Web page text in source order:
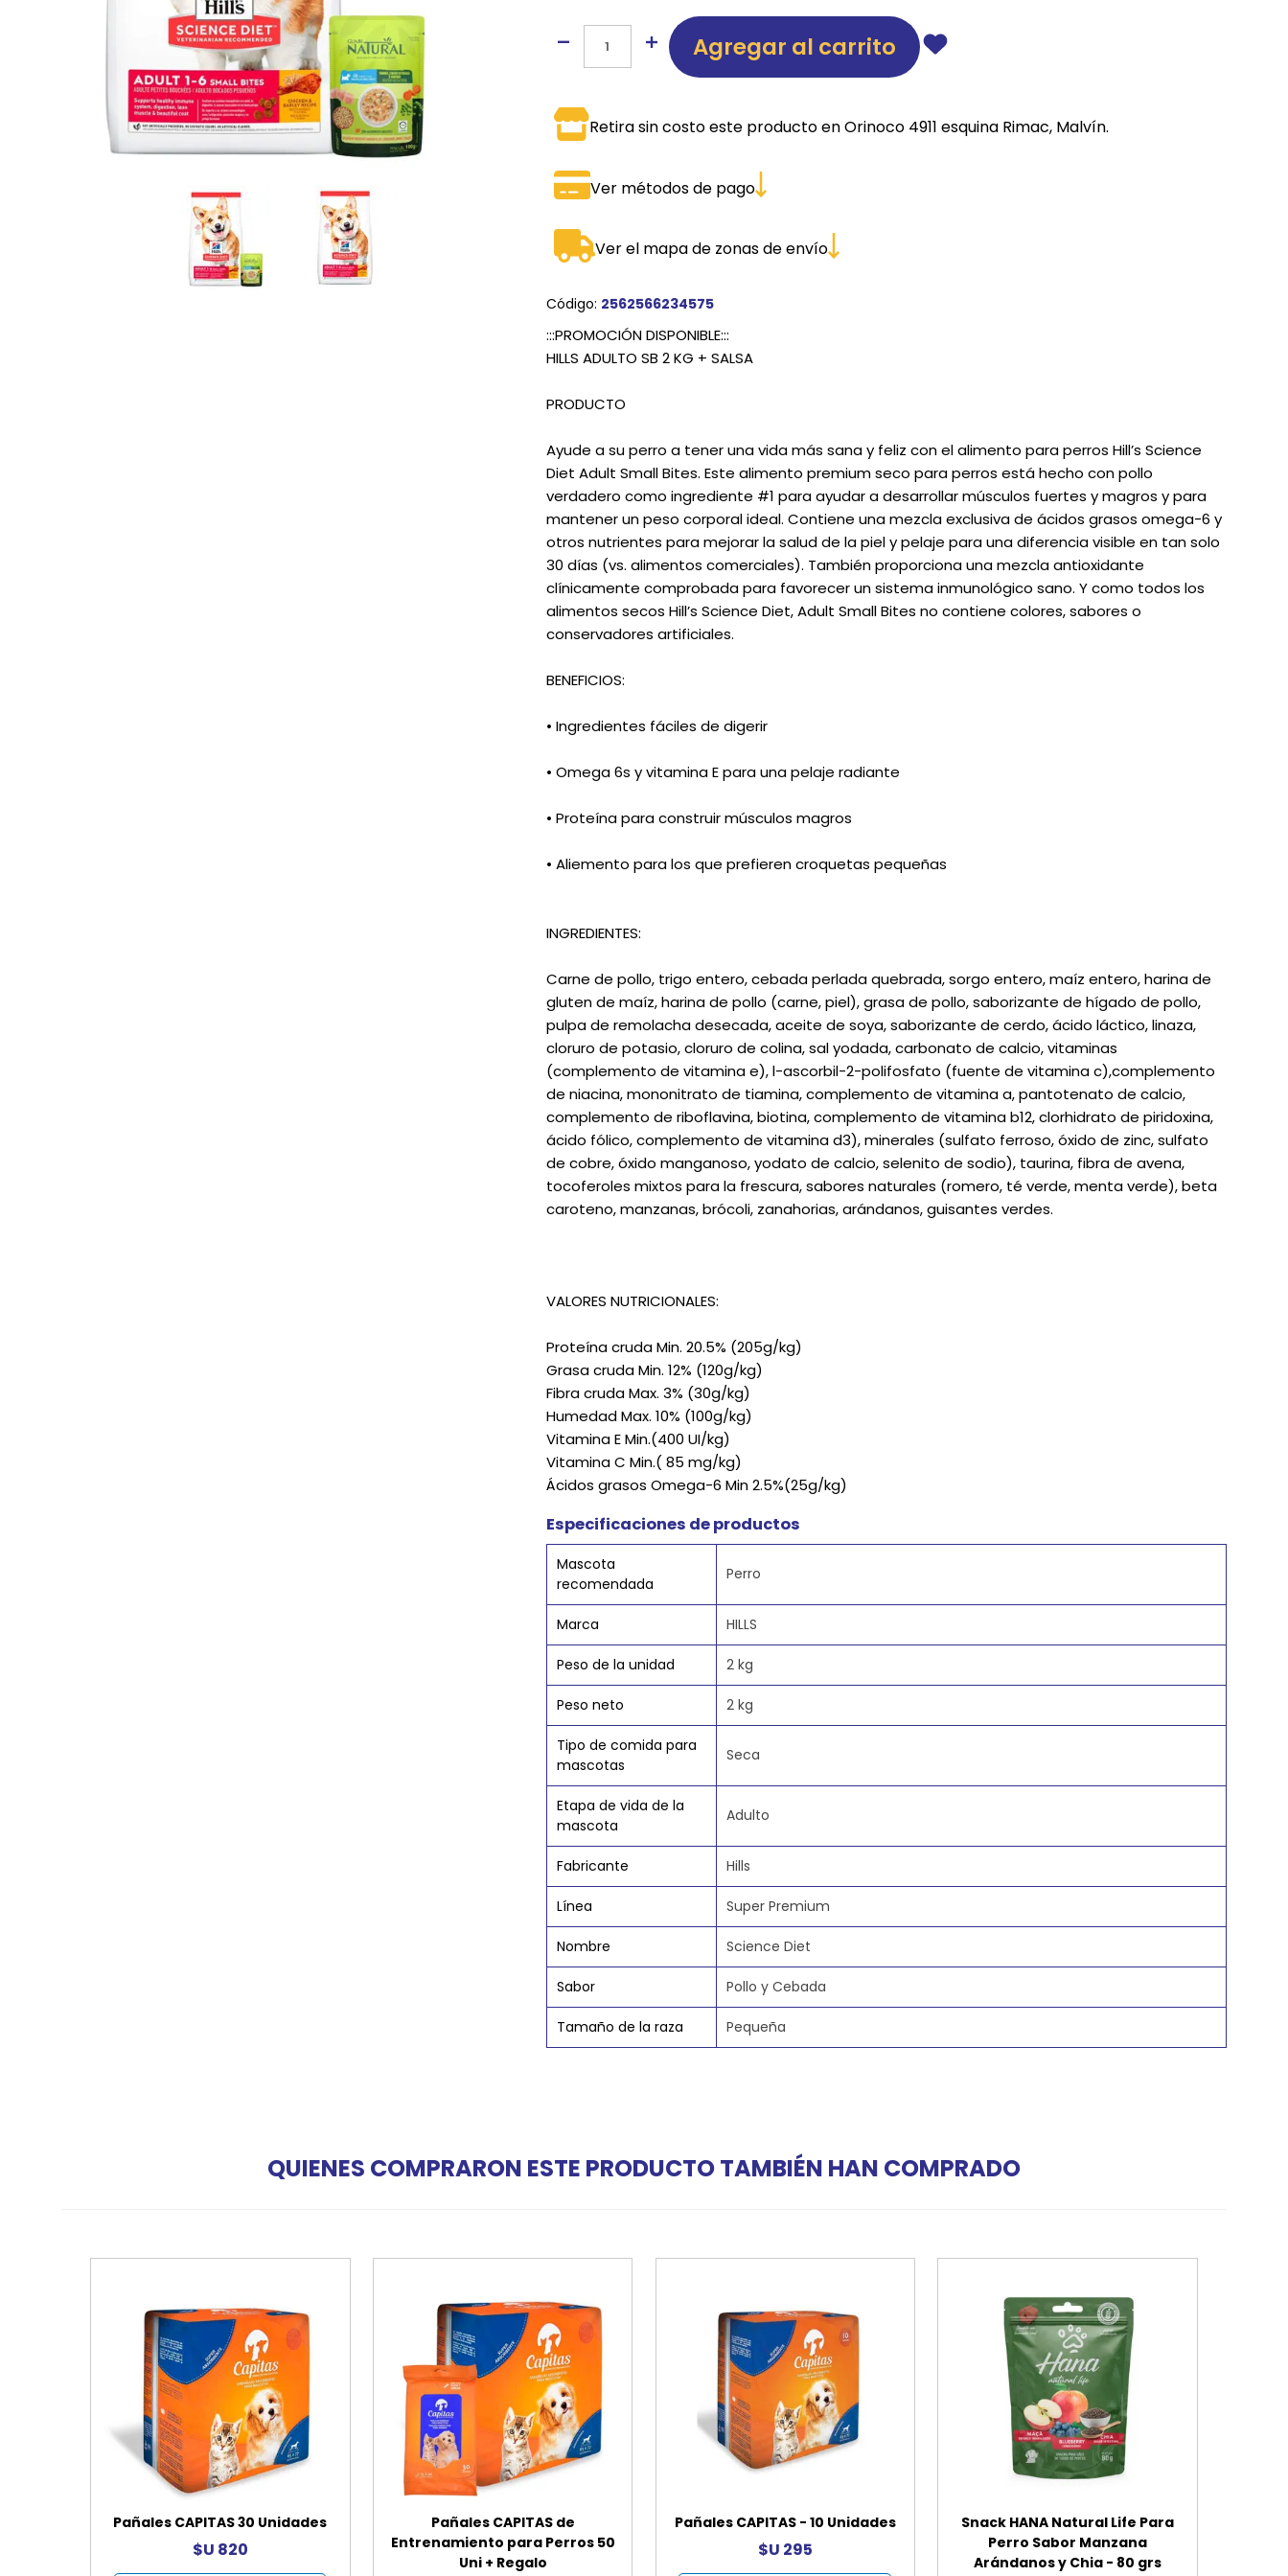
JUGUETES
COMEDEROS Y BEBEDEROS
ROPA
TRANSPORTADORAS
CAMAS
THREE CATS
THREE DOGS
Agregar al carrito
Retira sin costo este producto en Orinoco 4911 esquina Rimac, Malvín.
Ver métodos de pago
Ver el mapa de zonas de envío
Código: 2562566234575
:::PROMOCIÓN DISPONIBLE:::
HILLS ADULTO SB 2 KG + SALSA
PRODUCTO
Ayude a su perro a tener una vida más sana y feliz con el alimento para perros Hill’s Science
Diet Adult Small Bites. Este alimento premium seco para perros está hecho con pollo
verdadero como ingrediente #1 para ayudar a desarrollar músculos fuertes y magros y para
mantener un peso corporal ideal. Contiene una mezcla exclusiva de ácidos grasos omega-6 y
otros nutrientes para mejorar la salud de la piel y pelaje para una diferencia visible en tan solo
30 días (vs. alimentos comerciales). También proporciona una mezcla antioxidante
clínicamente comprobada para favorecer un sistema inmunológico sano. Y como todos los
alimentos secos Hill’s Science Diet, Adult Small Bites no contiene colores, sabores o
conservadores artificiales.
BENEFICIOS:
• Ingredientes fáciles de digerir
• Omega 6s y vitamina E para una pelaje radiante
• Proteína para construir músculos magros
• Aliemento para los que prefieren croquetas pequeñas
INGREDIENTES:
Carne de pollo, trigo entero, cebada perlada quebrada, sorgo entero, maíz entero, harina de
gluten de maíz, harina de pollo (carne, piel), grasa de pollo, saborizante de hígado de pollo,
pulpa de remolacha desecada, aceite de soya, saborizante de cerdo, ácido láctico, linaza,
cloruro de potasio, cloruro de colina, sal yodada, carbonato de calcio, vitaminas
(complemento de vitamina e), l-ascorbil-2-polifosfato (fuente de vitamina c),complemento
de niacina, mononitrato de tiamina, complemento de vitamina a, pantotenato de calcio,
complemento de riboflavina, biotina, complemento de vitamina b12, clorhidrato de piridoxina,
ácido fólico, complemento de vitamina d3), minerales (sulfato ferroso, óxido de zinc, sulfato
de cobre, óxido manganoso, yodato de calcio, selenito de sodio), taurina, fibra de avena,
tocoferoles mixtos para la frescura, sabores naturales (romero, té verde, menta verde), beta
caroteno, manzanas, brócoli, zanahorias, arándanos, guisantes verdes.
VALORES NUTRICIONALES:
Proteína cruda Min. 20.5% (205g/kg)
Grasa cruda Min. 12% (120g/kg)
Fibra cruda Max. 3% (30g/kg)
Humedad Max. 10% (100g/kg)
Vitamina E Min.(400 UI/kg)
Vitamina C Min.( 85 mg/kg)
Ácidos grasos Omega-6 Min 2.5%(25g/kg)
Especificaciones de productos
Mascota
recomendada
Perro
Marca HILLS
Peso de la unidad 2 kg
Peso neto 2 kg
Tipo de comida para
mascotas
Seca
Etapa de vida de la
mascota
Adulto
Fabricante Hills
Línea Super Premium
Nombre Science Diet
Sabor Pollo y Cebada
Tamaño de la raza Pequeña
QUIENES COMPRARON ESTE PRODUCTO TAMBIÉN HAN COMPRADO
Pañales CAPITAS 30 Unidades
$U 820
Pañales CAPITAS de
Entrenamiento para Perros 50
Uni + Regalo
Pañales CAPITAS - 10 Unidades
$U 295
Snack HANA Natural Life Para
Perro Sabor Manzana
Arándanos y Chia - 80 grs